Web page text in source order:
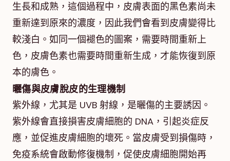
生長和成熟，這個過程中，皮膚表面的黑色素尚未
重新達到原來的濃度，因此我們會看到皮膚變得比
較淺白。如同一個褪色的圖案，需要時間重新上
色，皮膚色素也需要時間重新生成，才能恢復到原
本的膚色。
曬傷與皮膚脫皮的生理機制
紫外線，尤其是 UVB 射線，是曬傷的主要誘因。
紫外線會直接損害皮膚細胞的 DNA，引起炎症反
應，並促進皮膚細胞的壞死。當皮膚受到損傷時，
免疫系統會啟動修復機制，促使皮膚細胞開始再